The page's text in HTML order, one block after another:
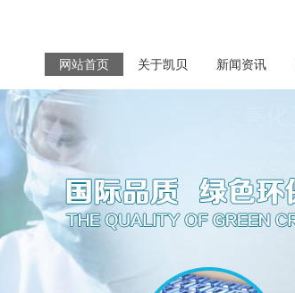
网站首页 关于凯贝 新闻资讯